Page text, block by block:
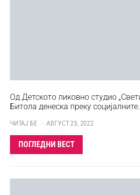
Од Детското ликовно студио
Битола денеска преку
ЧИТАЈ БЕ АВГУСТ 23, 2022
ПОГЛЕДНИ ВЕСТ